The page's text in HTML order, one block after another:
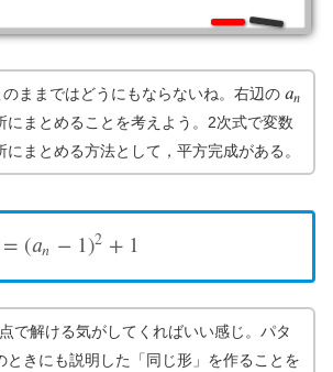
ままではどうにもならないね。右辺の 𝑎𝑛
an
にまとめることを考えよう。2次式で変数
にまとめる方法として，平方完成がある。
= (𝑎𝑛 − 1)2 + 1
=(a n−1 2+ 1
で解ける気がしてくればいい感じ。パタ
ときにも説明した「同じ形」を作ることを